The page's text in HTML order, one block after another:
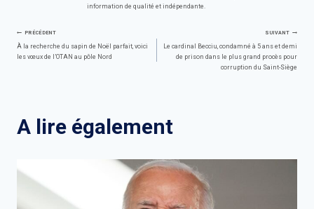
information de qualité et indépendante.
Navigation
PRÉCÉDENT
À la recherche du sapin de Noël parfait, voici
les vœux de l’OTAN au pôle Nord
SUIVANT
Le cardinal Becciu, condamné à 5 ans et demi
de prison dans le plus grand procès pour
corruption du Saint-Siège
A lire également